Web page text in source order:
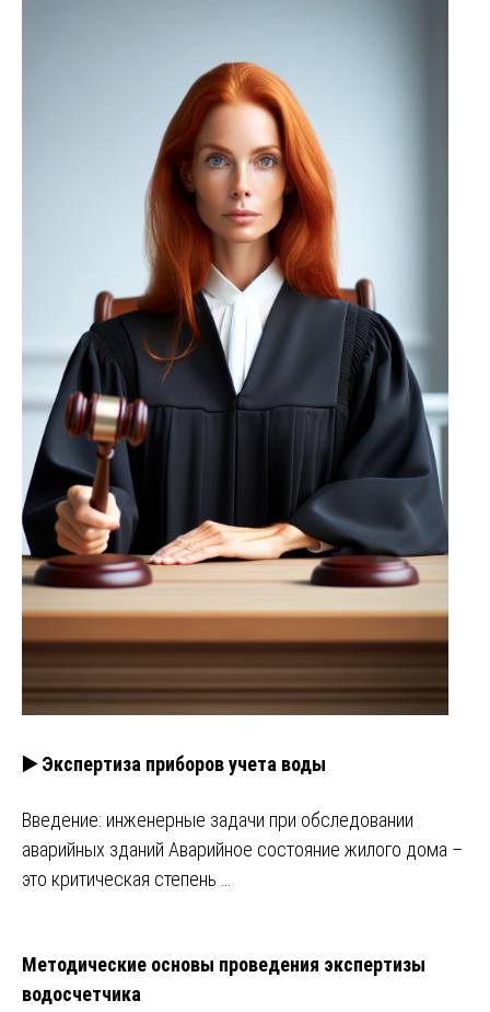
▶️ Экспертиза приборов учета воды
Введение: инженерные задачи при обследовании
аварийных зданий Аварийное состояние жилого дома –
это критическая степень …
Методические основы проведения экспертизы
водосчетчика